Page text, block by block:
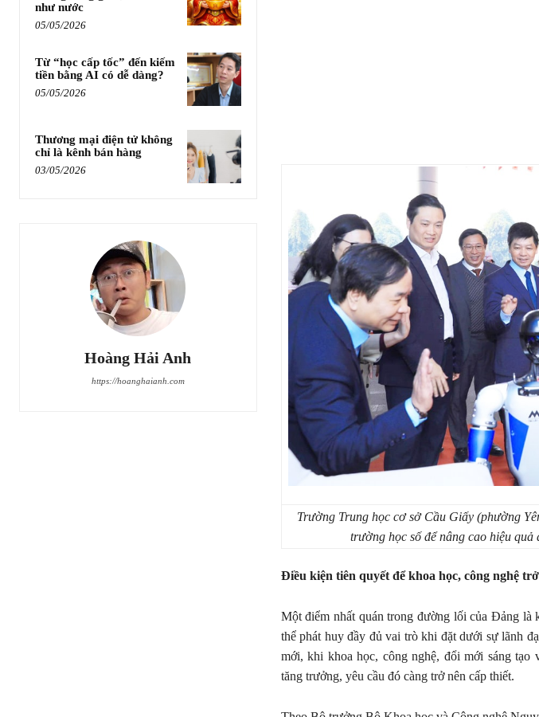
như nước
05/05/2026
Từ “học cấp tốc” đến kiếm
tiền bằng AI có dễ dàng?
05/05/2026
Thương mại điện tử không
chỉ là kênh bán hàng
03/05/2026
Hoàng Hải Anh
https://hoanghaianh.com
Trường Trung học cơ sở Cầu Giấy (phường
trường học số để nâng cao hiệu
Điều kiện tiên quyết để khoa học, công nghệ
Một điểm nhất quán trong đường lối của Đảng là
thể phát huy đầy đủ vai trò khi đặt dưới sự lãnh
mới, khi khoa học, công nghệ, đổi mới sáng
tăng trưởng, yêu cầu đó càng trở nên cấp thiết.